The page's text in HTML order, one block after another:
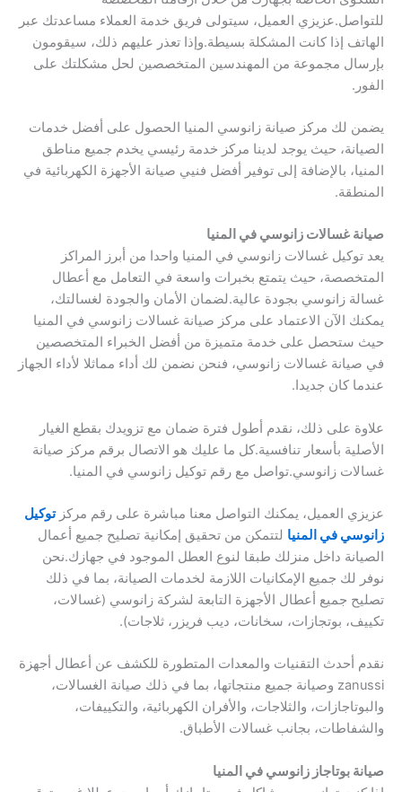
للتواصل.عزيزي العميل، سيتولى فريق خدمة العملاء مساعدتك عبر
الهاتف إذا كانت المشكلة بسيطة.وإذا تعذر عليهم ذلك، سيقومون
بإرسال مجموعة من المهندسين المتخصصين لحل مشكلتك على
الفور.
يضمن لك مركز صيانة زانوسي المنيا الحصول على أفضل خدمات
الصيانة، حيث يوجد لدينا مركز خدمة رئيسي يخدم جميع مناطق
المنيا، بالإضافة إلى توفير أفضل فنيي صيانة الأجهزة الكهربائية في
المنطقة.
صيانة غسالات زانوسي في المنيا
يعد توكيل غسالات زانوسي في المنيا واحدا من أبرز المراكز
المتخصصة، حيث يتمتع بخبرات واسعة في التعامل مع أعطال
غسالة زانوسي بجودة عالية.لضمان الأمان والجودة لغسالتك،
يمكنك الآن الاعتماد على مركز صيانة غسالات زانوسي في المنيا
حيث ستحصل على خدمة متميزة من أفضل الخبراء المتخصصين
في صيانة غسالات زانوسي، فنحن نضمن لك أداء مماثلا لأداء الجهاز
عندما كان جديدا.
علاوة على ذلك، نقدم أطول فترة ضمان مع تزويدك بقطع الغيار
الأصلية بأسعار تنافسية.كل ما عليك هو الاتصال برقم مركز صيانة
غسالات زانوسي.تواصل مع رقم توكيل زانوسي في المنيا.
عزيزي العميل، يمكنك التواصل معنا مباشرة على رقم مركز توكيل
زانوسي في المنيا لتتمكن من تحقيق إمكانية تصليح جميع أعمال
الصيانة داخل منزلك طبقا لنوع العطل الموجود في جهازك.نحن
نوفر لك جميع الإمكانيات اللازمة لخدمات الصيانة، بما في ذلك
تصليح جميع أعطال الأجهزة التابعة لشركة زانوسي (غسالات،
تكييف، بوتجازات، سخانات، ديب فريزر، ثلاجات).
نقدم أحدث التقنيات والمعدات المتطورة للكشف عن أعطال أجهزة
zanussi وصيانة جميع منتجاتها، بما في ذلك صيانة الغسالات،
والبوتاجازات، والثلاجات، والأفران الكهربائية، والتكييفات،
والشفاطات، بجانب غسالات الأطباق.
صيانة بوتاجاز زانوسي في المنيا